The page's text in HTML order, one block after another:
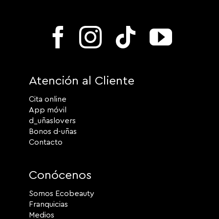
Atención al Cliente
Cita online
App móvil
d_uñaslovers
Bonos d-uñas
Contacto
Conócenos
Somos Ecobeauty
Franquicias
Medios